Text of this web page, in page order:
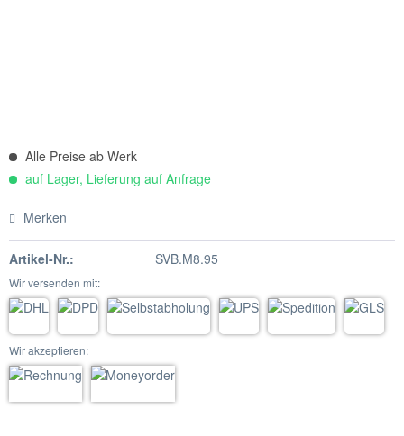
Alle Preise ab Werk
auf Lager, Lieferung auf Anfrage
Merken
Artikel-Nr.: SVB.M8.95
Wir versenden mit:
Wir akzeptieren: